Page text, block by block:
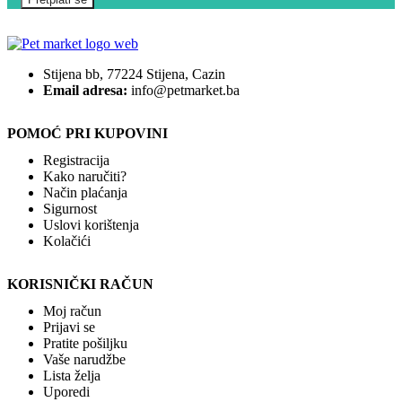
Stijena bb, 77224 Stijena, Cazin
Email adresa: info@petmarket.ba
POMOĆ PRI KUPOVINI
Registracija
Kako naručiti?
Način plaćanja
Sigurnost
Uslovi korištenja
Kolačići
KORISNIČKI RAČUN
Moj račun
Prijavi se
Pratite pošiljku
Vaše narudžbe
Lista želja
Uporedi